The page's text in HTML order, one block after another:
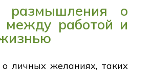
размышления о
между работой и
личных желаниях, таких